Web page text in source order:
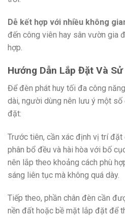
Dễ kết hợp với nhiều không
đến công viên hay sân vườn gia
hợp.
Hướng Dẫn Lắp Đặt Và
Để đèn phát huy tối đa công
dài, người dùng nên lưu ý một
đặt:
Trước tiên, cần xác định vị trí đặt
phân bổ đều và hài hòa với bố
nên lắp theo khoảng cách phù
sáng liên tục mà không quá dày.
Tiếp theo, phần chân đèn cần
nền đất hoặc bề mặt lắp đặt để